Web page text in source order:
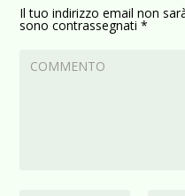
Il tuo indirizzo email non
sono contrassegnati*